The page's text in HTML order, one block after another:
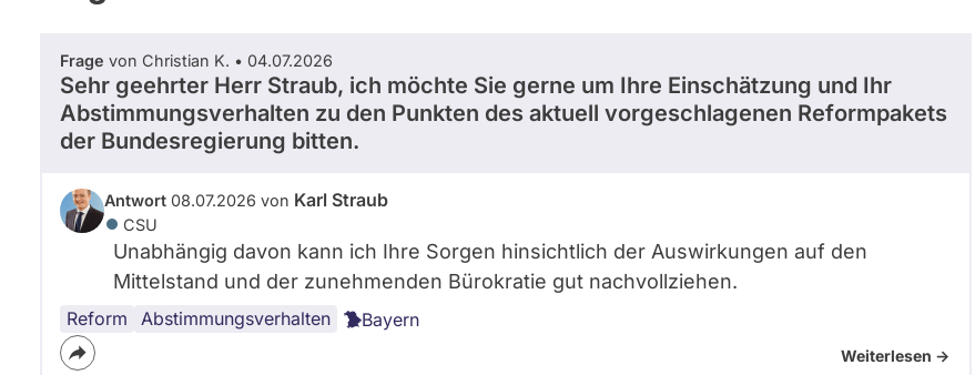
Frage von Christian K. • 04.07.2026
Sehr geehrter Herr Straub, ich möchte Sie gerne um Ihre Einschätzung und Ihr
Abstimmungsverhalten zu den Punkten des aktuell vorgeschlagenen Reformpakets
der Bundesregierung bitten.
Antwort 08.07.2026 von Karl Straub
CSU
Unabhängig davon kann ich Ihre Sorgen hinsichtlich der Auswirkungen auf den
Mittelstand und der zunehmenden Bürokratie gut nachvollziehen.
Reform Abstimmungsverhalten Bayern
Weiterlesen ->